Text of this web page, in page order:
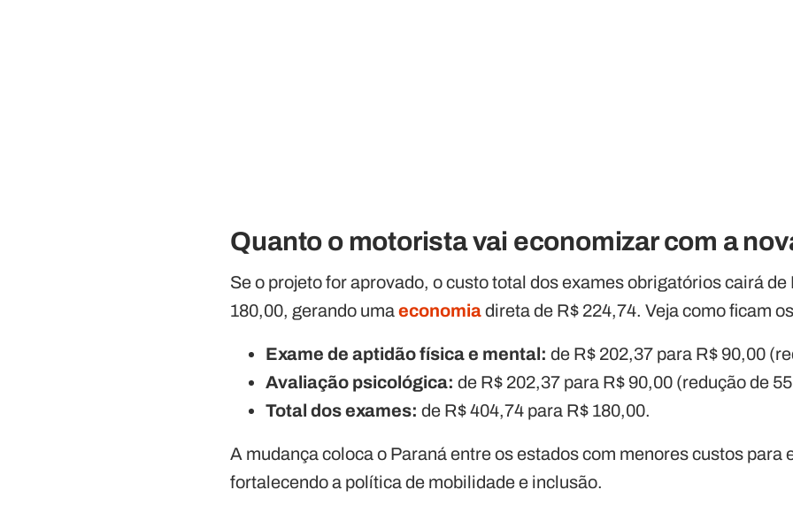
Quanto o motorista vai economizar com a
Se o projeto for aprovado, o custo total dos exames obrigatórios cairá de
180,00, gerando umaeconomiadireta de R$ 224,74. Veja como ficam
Exame de aptidão física e mental: de R$ 202,37 para R$ 90,00
Avaliação psicológica: de R$ 202,37 para R$ 90,00 (redução de
Total dos exames: de R$ 404,74 para R$ 180,00.
A mudança coloca o Paraná entre os estados com menores custos para
fortalecendo a política de mobilidade e inclusão.